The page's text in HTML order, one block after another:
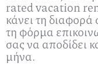
rated vacation
κάνει τη
τη φόρμα
σας να αποδίδει
μήνα.